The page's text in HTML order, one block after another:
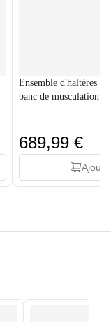
Ensemble d'haltères
banc de musculation
689,99 €